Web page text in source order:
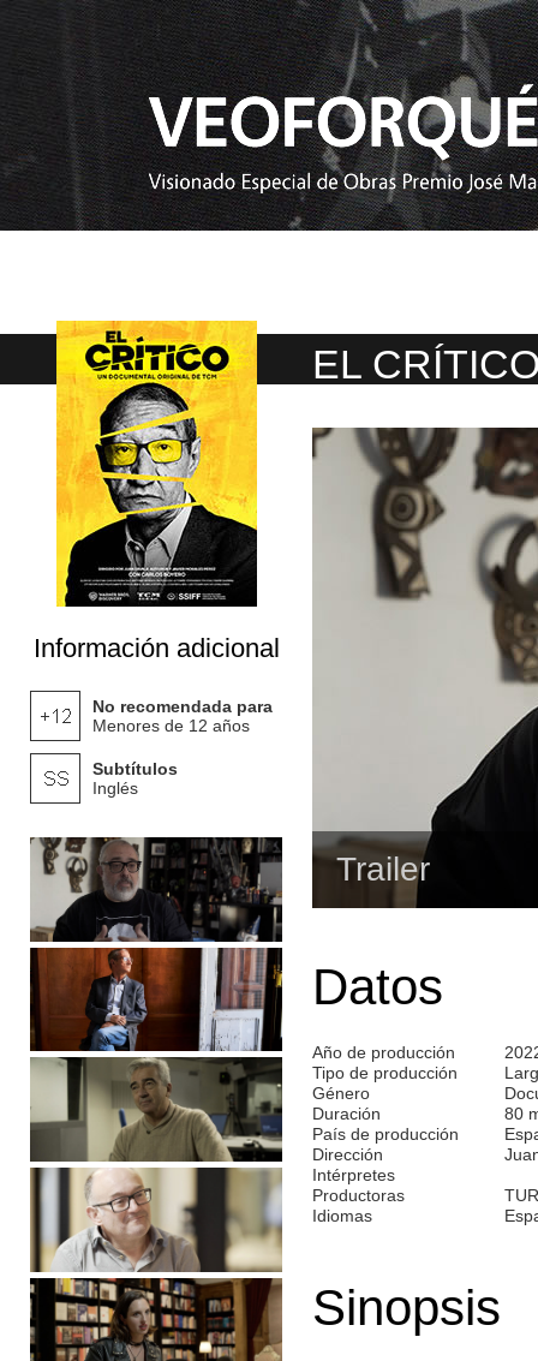
Información adicional
No recomendada para
Menores de 12 años
Subtítulos
Inglés
EL
Trailer
Datos
Año de producción
Tipo de producción
Género
Duración
80
País de producción
Dirección
Intérpretes
Productoras
Idiomas
Sinopsis